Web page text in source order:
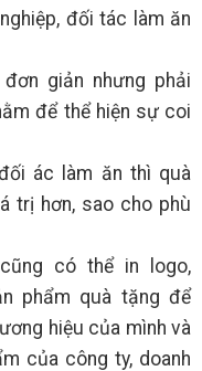
đối tác làm ăn
giản nhưng phải
để thể hiện sự coi
ác làm ăn thì quà
trị hơn, sao cho phù
có thể in logo,
phẩm quà tặng để
hiệu của mình và
của công ty, doanh